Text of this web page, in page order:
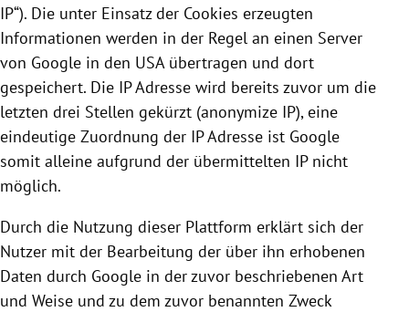
IP“). Die unter Einsatz der Cookies erzeugten
Informationen werden in der Regel an einen Server
von Google in den USA übertragen und dort
gespeichert. Die IP Adresse wird bereits zuvor um die
letzten drei Stellen gekürzt (anonymize IP), eine
eindeutige Zuordnung der IP Adresse ist Google
somit alleine aufgrund der übermittelten IP nicht
möglich.
Durch die Nutzung dieser Plattform erklärt sich der
Nutzer mit der Bearbeitung der über ihn erhobenen
Daten durch Google in der zuvor beschriebenen Art
und Weise und zu dem zuvor benannten Zweck